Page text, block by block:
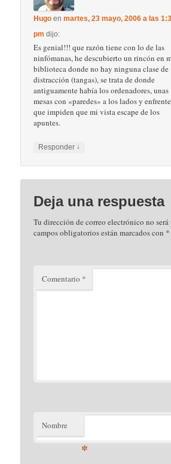
Hugo enmartes, 23 mayo, 2006 a las
pm dijo:
Es genial!!! que razón tiene con lo de las
ninfómanas, he descubierto un rincón en
biblioteca donde no hay ninguna clase de
distracción (tangas), se trata de donde
antiguamente había los ordenadores, unas
mesas con «paredes» a los lados y
que impiden que mi vista escape de los
apuntes.
Responder ↓
Deja una respuesta
Tu dirección de correo electrónico no
campos obligatorios están marcados con *
Comentario *
Nombre
*